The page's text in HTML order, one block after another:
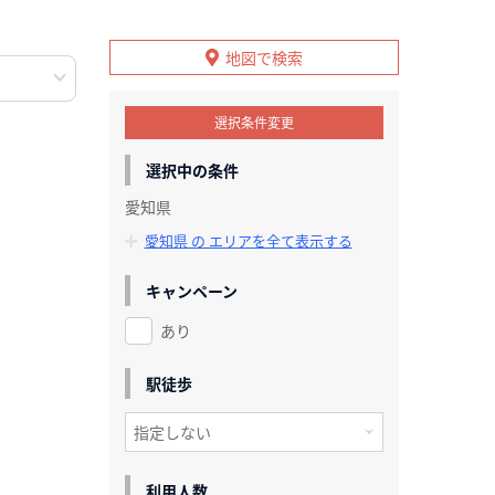
地図で検索
選択条件変更
選択中の条件
愛知県
愛知県 の エリアを全て表示する
キャンペーン
あり
駅徒歩
利用人数